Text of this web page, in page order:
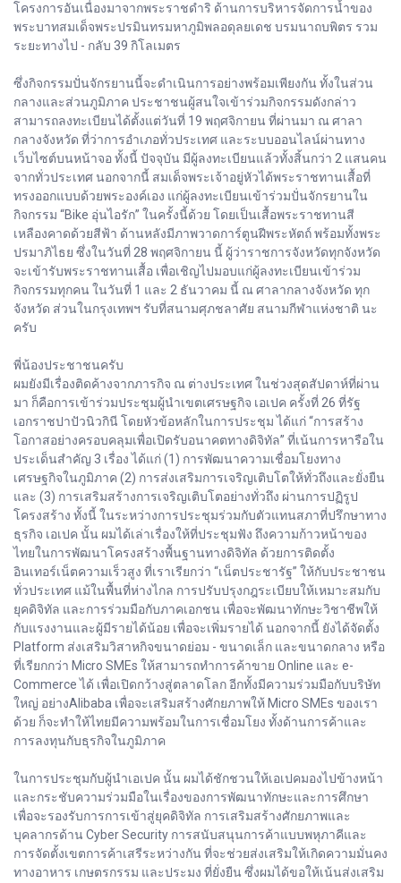
โครงการอันเนื่องมาจากพระราชดำริ ด้านการบริหารจัดการน้ำของ
พระบาทสมเด็จพระปรมินทรมหาภูมิพลอดุลยเดช บรมนาถบพิตร รวม
ระยะทางไป - กลับ 39 กิโลเมตร
ซึ่งกิจกรรมปั่นจักรยานนี้จะดำเนินการอย่างพร้อมเพียงกัน ทั้งในส่วน
กลางและส่วนภูมิภาค ประชาชนผู้สนใจเข้าร่วมกิจกรรมดังกล่าว
สามารถลงทะเบียนได้ตั้งแต่วันที่ 19 พฤศจิกายน ที่ผ่านมา ณ ศาลา
กลางจังหวัด ที่ว่าการอำเภอทั่วประเทศ และระบบออนไลน์ผ่านทาง
เว็บไซต์บนหน้าจอ ทั้งนี้ ปัจจุบัน มีผู้ลงทะเบียนแล้วทั้งสิ้นกว่า 2 แสนคน
จากทั่วประเทศ นอกจากนี้ สมเด็จพระเจ้าอยู่หัวได้พระราชทานเสื้อที่
ทรงออกแบบด้วยพระองค์เอง แก่ผู้ลงทะเบียนเข้าร่วมปั่นจักรยานใน
กิจกรรม “Bike อุ่นไอรัก” ในครั้งนี้ด้วย โดยเป็นเสื้อพระราชทานสี
เหลืองคาดด้วยสีฟ้า ด้านหลังมีภาพวาดการ์ตูนฝีพระหัตถ์ พร้อมทั้งพระ
ปรมาภิไธย ซึ่งในวันที่ 28 พฤศจิกายน นี้ ผู้ว่าราชการจังหวัดทุกจังหวัด
จะเข้ารับพระราชทานเสื้อ เพื่อเชิญไปมอบแก่ผู้ลงทะเบียนเข้าร่วม
กิจกรรมทุกคน ในวันที่ 1 และ 2 ธันวาคม นี้ ณ ศาลากลางจังหวัด ทุก
จังหวัด ส่วนในกรุงเทพฯ รับที่สนามศุภชลาศัย สนามกีฬาแห่งชาติ นะ
ครับ
พี่น้องประชาชนครับ
ผมยังมีเรื่องติดค้างจากภารกิจ ณ ต่างประเทศ ในช่วงสุดสัปดาห์ที่ผ่าน
มา ก็คือการเข้าร่วมประชุมผู้นำเขตเศรษฐกิจ เอเปค ครั้งที่ 26 ที่รัฐ
เอกราชปาปัวนิวกินี โดยหัวข้อหลักในการประชุม ได้แก่ “การสร้าง
โอกาสอย่างครอบคลุมเพื่อเปิดรับอนาคตทางดิจิทัล” ที่เน้นการหารือใน
ประเด็นสำคัญ 3 เรื่อง ได้แก่ (1) การพัฒนาความเชื่อมโยงทาง
เศรษฐกิจในภูมิภาค (2) การส่งเสริมการเจริญเติบโตให้ทั่วถึงและยั่งยืน
และ (3) การเสริมสร้างการเจริญเติบโตอย่างทั่วถึง ผ่านการปฏิรูป
โครงสร้าง ทั้งนี้ ในระหว่างการประชุมร่วมกับตัวแทนสภาที่ปรึกษาทาง
ธุรกิจ เอเปค นั้น ผมได้เล่าเรื่องให้ที่ประชุมฟัง ถึงความก้าวหน้าของ
ไทยในการพัฒนาโครงสร้างพื้นฐานทางดิจิทัล ด้วยการติดตั้ง
อินเทอร์เน็ตความเร็วสูง ที่เราเรียกว่า “เน็ตประชารัฐ” ให้กับประชาชน
ทั่วประเทศ แม้ในพื้นที่ห่างไกล การปรับปรุงกฎระเบียบให้เหมาะสมกับ
ยุคดิจิทัล และการร่วมมือกับภาคเอกชน เพื่อจะพัฒนาทักษะวิชาชีพให้
กับแรงงานและผู้มีรายได้น้อย เพื่อจะเพิ่มรายได้ นอกจากนี้ ยังได้จัดตั้ง
Platform ส่งเสริมวิสาหกิจขนาดย่อม - ขนาดเล็ก และขนาดกลาง หรือ
ที่เรียกกว่า Micro SMEs ให้สามารถทำการค้าขาย Online และ e-
Commerce ได้ เพื่อเปิดกว้างสู่ตลาดโลก อีกทั้งมีความร่วมมือกับบริษัท
ใหญ่ อย่างAlibaba เพื่อจะเสริมสร้างศักยภาพให้ Micro SMEs ของเรา
ด้วย ก็จะทำให้ไทยมีความพร้อมในการเชื่อมโยง ทั้งด้านการค้าและ
การลงทุนกับธุรกิจในภูมิภาค
ในการประชุมกับผู้นำเอเปค นั้น ผมได้ชักชวนให้เอเปคมองไปข้างหน้า
และกระชับความร่วมมือในเรื่องของการพัฒนาทักษะและการศึกษา
เพื่อจะรองรับการการเข้าสู่ยุคดิจิทัล การเสริมสร้างศักยภาพและ
บุคลากรด้าน Cyber Security การสนับสนุนการค้าแบบพหุภาคีและ
การจัดตั้งเขตการค้าเสรีระหว่างกัน ที่จะช่วยส่งเสริมให้เกิดความมั่นคง
ทางอาหาร เกษตรกรรม และประมง ที่ยั่งยืน ซึ่งผมได้ขอให้เน้นส่งเสริม